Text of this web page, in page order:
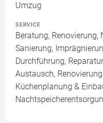
Umzug
SERVICE
Beratung, Renovierung,
Sanierung,
Durchführung,
Austausch,
Küchenplanung &